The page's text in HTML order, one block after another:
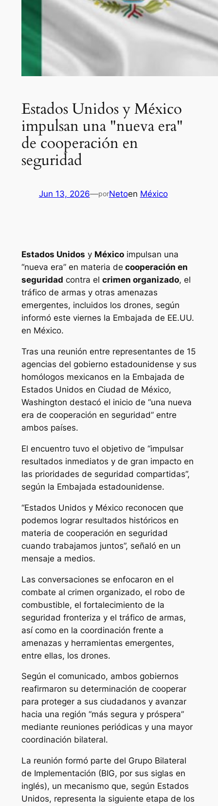
Estados Unidos y México
impulsan una "nueva era"
de cooperación en
seguridad
Jun 13, 2026—porNetoen México
Estados Unidos y Méxicoimpulsan una
“nueva era” en materia de cooperación en
seguridad contra el crimen organizado, el
tráfico de armas y otras amenazas
emergentes, incluidos los drones, según
informó este viernes la Embajada de EE.UU.
en México.
Tras una reunión entre representantes de 15
agencias del gobierno estadounidense y sus
homólogos mexicanos en la Embajada de
Estados Unidos en Ciudad de México,
Washington destacó el inicio de “una nueva
era de cooperación en seguridad” entre
ambos países.
El encuentro tuvo el objetivo de “impulsar
resultados inmediatos y de gran impacto en
las prioridades de seguridad compartidas”,
según la Embajada estadounidense.
“Estados Unidos y México reconocen que
podemos lograr resultados históricos en
materia de cooperación en seguridad
cuando trabajamos juntos”, señaló en un
mensaje a medios.
Las conversaciones se enfocaron en el
combate al crimen organizado, el robo de
combustible, el fortalecimiento de la
seguridad fronteriza y el tráfico de armas,
así como en la coordinación frente a
amenazas y herramientas emergentes,
entre ellas, los drones.
Según el comunicado, ambos gobiernos
reafirmaron su determinación de cooperar
para proteger a sus ciudadanos y avanzar
hacia una región “más segura y próspera”
mediante reuniones periódicas y una mayor
coordinación bilateral.
La reunión formó parte del Grupo Bilateral
de Implementación (BIG, por sus siglas en
inglés), un mecanismo que, según Estados
Unidos, representa la siguiente etapa de los